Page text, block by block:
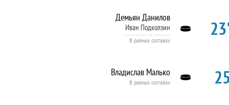
Демьян Данилов
Иван Подколзин
В равных составах
Владислав Малько
В равных составах